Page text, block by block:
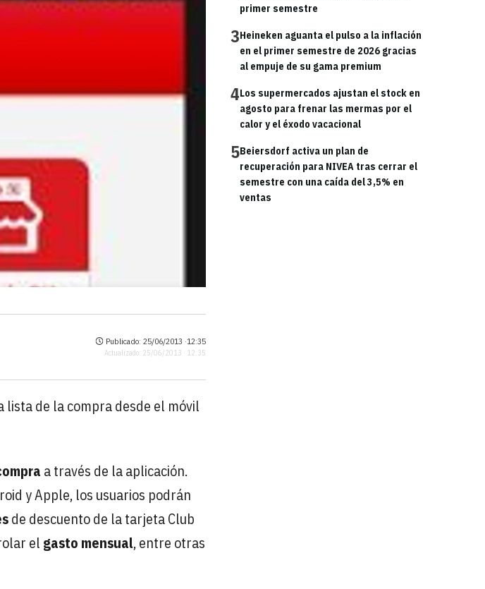
primer semestre
3Heineken aguanta el pulso a la inflación
en el primer semestre de 2026 gracias
al empuje de su gama premium
4Los supermercados ajustan el stock en
agosto para frenar las mermas por el
calor y el éxodo vacacional
5Beiersdorf activa un plan de
recuperación para NIVEA tras cerrar el
semestre con una caída del 3,5% en
ventas
Publicado: 25/06/2013 ·12:35
Actualizado: 25/06/2013 · 12:35
lista de la compra desde el móvil
a través de la aplicación.
y Apple, los usuarios podrán
de descuento de la tarjeta Club
el gasto mensual, entre otras